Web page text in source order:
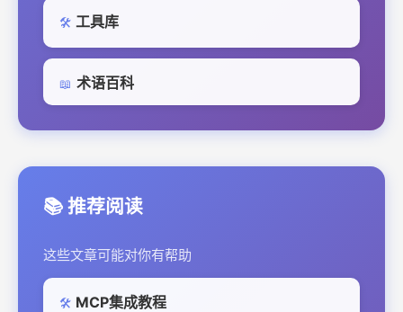
🛠️ 工具库
📖 术语百科
📚 推荐阅读
这些文章可能对你有帮助
🛠️ MCP集成教程